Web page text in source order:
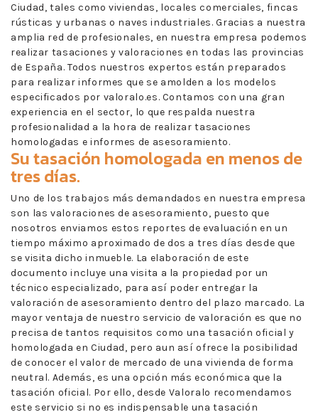
Ciudad, tales como viviendas, locales comerciales, fincas
rústicas y urbanas o naves industriales. Gracias a nuestra
amplia red de profesionales, en nuestra empresa podemos
realizar tasaciones y valoraciones en todas las provincias
de España. Todos nuestros expertos están preparados
para realizar informes que se amolden a los modelos
especificados por valoralo.es. Contamos con una gran
experiencia en el sector, lo que respalda nuestra
profesionalidad a la hora de realizar tasaciones
homologadas e informes de asesoramiento.
Su tasación homologada en menos de
tres días.
Uno de los trabajos más demandados en nuestra empresa
son las valoraciones de asesoramiento, puesto que
nosotros enviamos estos reportes de evaluación en un
tiempo máximo aproximado de dos a tres días desde que
se visita dicho inmueble. La elaboración de este
documento incluye una visita a la propiedad por un
técnico especializado, para así poder entregar la
valoración de asesoramiento dentro del plazo marcado. La
mayor ventaja de nuestro servicio de valoración es que no
precisa de tantos requisitos como una tasación oficial y
homologada en Ciudad, pero aun así ofrece la posibilidad
de conocer el valor de mercado de una vivienda de forma
neutral. Además, es una opción más económica que la
tasación oficial. Por ello, desde Valoralo recomendamos
este servicio si no es indispensable una tasación